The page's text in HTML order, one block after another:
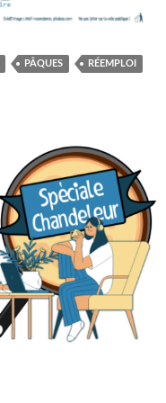
PÂQUES RÉEMPLOI